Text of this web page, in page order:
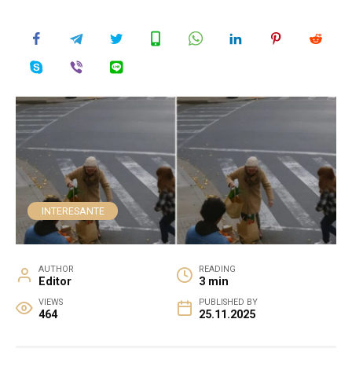
INTERESANTE
AUTHOR
Editor
READING
3 min
VIEWS
464
PUBLISHED BY
25.11.2025